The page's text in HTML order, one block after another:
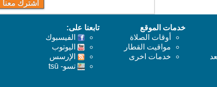
خدمات الموقع
أوقات الصلاة
مواقيت القطار
خدمات اخرى
تابعنا على:
الفيسبوك
اليوتوب
اﻹرسس
تسو- tsū